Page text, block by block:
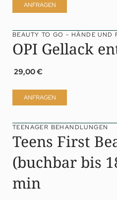
ANFRAGEN
BEAUTY TO GO - HÄNDE UND
OPI Gellack
29,00 €
ANFRAGEN
TEENAGER BEHANDLUNGEN
Teens First
(buchbar bis
min